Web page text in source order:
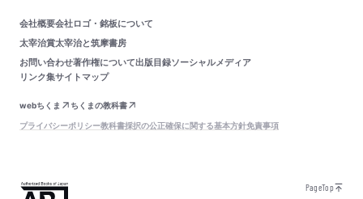
会社概要会社ロゴ・銘板について
太宰治賞太宰治と筑摩書房
お問い合わせ著作権について出版目録ソーシャルメディア
リンク集サイトマップ
webちくま
ちくまの教科書
プライバシーポリシー教科書採択の公正確保に関する基本方針免責事項
PageTop